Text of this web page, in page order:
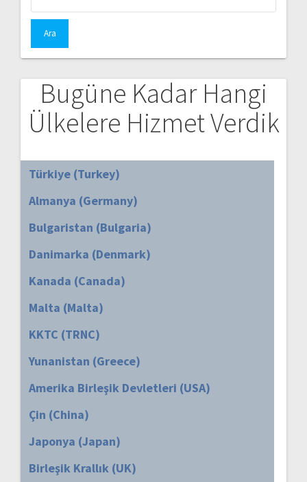
Bugüne Kadar Hangi
Ülkelere Hizmet Verdik
Türkiye (Turkey)
Almanya (Germany)
Bulgaristan (Bulgaria)
Danimarka (Denmark)
Kanada (Canada)
Malta (Malta)
KKTC (TRNC)
Yunanistan (Greece)
Amerika Birleşik Devletleri (USA)
Çin (China)
Japonya (Japan)
Birleşik Krallık (UK)